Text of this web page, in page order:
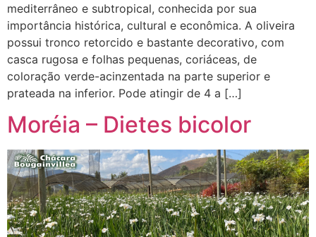
mediterrâneo e subtropical, conhecida por sua
importância histórica, cultural e econômica. A oliveira
possui tronco retorcido e bastante decorativo, com
casca rugosa e folhas pequenas, coriáceas, de
coloração verde-acinzentada na parte superior e
prateada na inferior. Pode atingir de 4 a […]
Moréia – Dietes bicolor